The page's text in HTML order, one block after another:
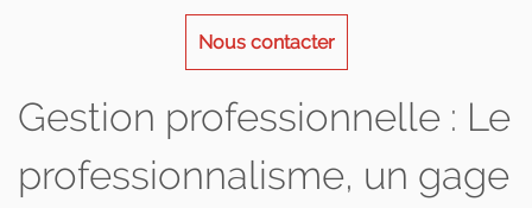
Nous contacter
Gestion professionnelle : Le
professionnalisme, un gage